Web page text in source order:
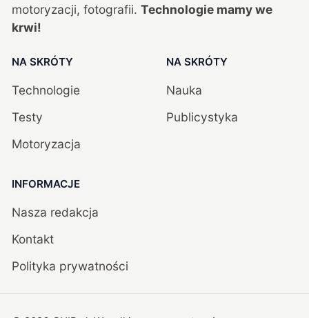
motoryzacji, fotografii. Technologie mamy we
krwi!
NA SKRÓTY
Technologie
Testy
Motoryzacja
NA SKRÓTY
Nauka
Publicystyka
INFORMACJE
Nasza redakcja
Kontakt
Polityka prywatności